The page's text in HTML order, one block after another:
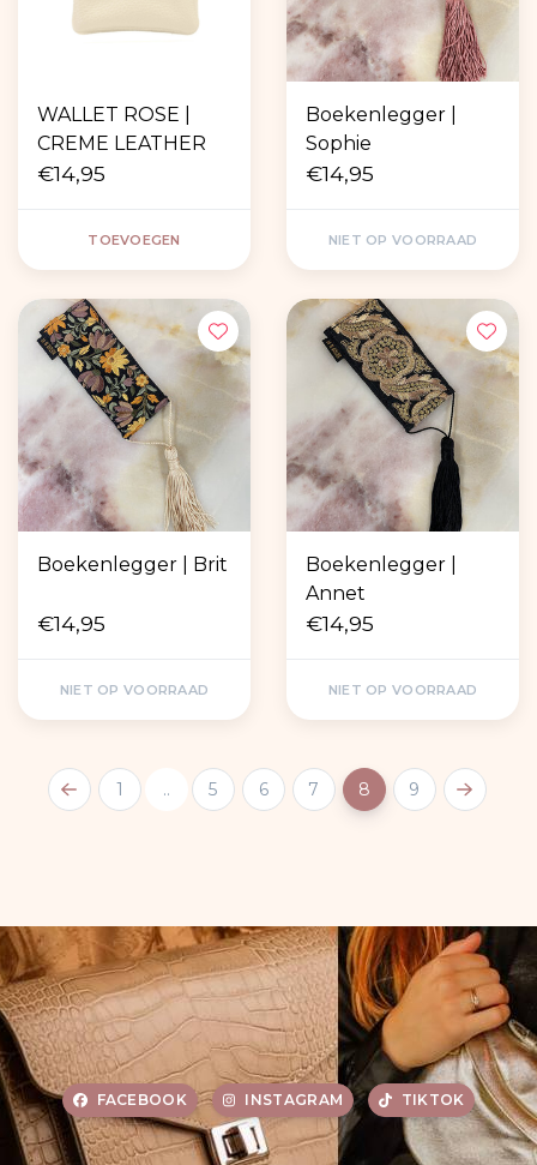
WALLET ROSE |
CREME LEATHER
€14,95
TOEVOEGEN
Boekenlegger |
Sophie
€14,95
NIET OP VOORRAAD
Boekenlegger | Brit
€14,95
NIET OP VOORRAAD
Boekenlegger |
Annet
€14,95
NIET OP VOORRAAD
1 .. 5 6 7 8 9
FACEBOOK INSTAGRAM TIKTOK